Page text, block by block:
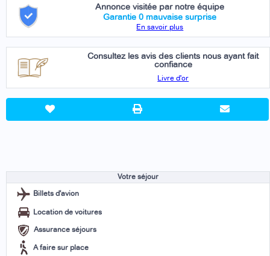
Annonce visitée par notre équipe
Garantie 0 mauvaise surprise
En savoir plus
Consultez les avis des clients nous ayant fait
confiance
Livre d'or
Votre séjour
Billets d'avion
Location de voitures
Assurance séjours
A faire sur place